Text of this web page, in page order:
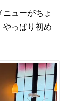
ューがちょ
やっぱり初め